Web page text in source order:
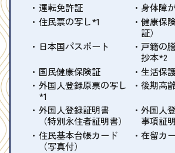
運転免許証
身体障
住民票の写し*1
健康保
証）
日本国パスポート
戸籍の
抄本*2
国民健康保険証
生活保
外国人登録原票の写し
*1
後期高
外国人登録証明書
（特別永住者証明書）
外国人
事項証
住民基本台帳カード
（写真付）
在留カ